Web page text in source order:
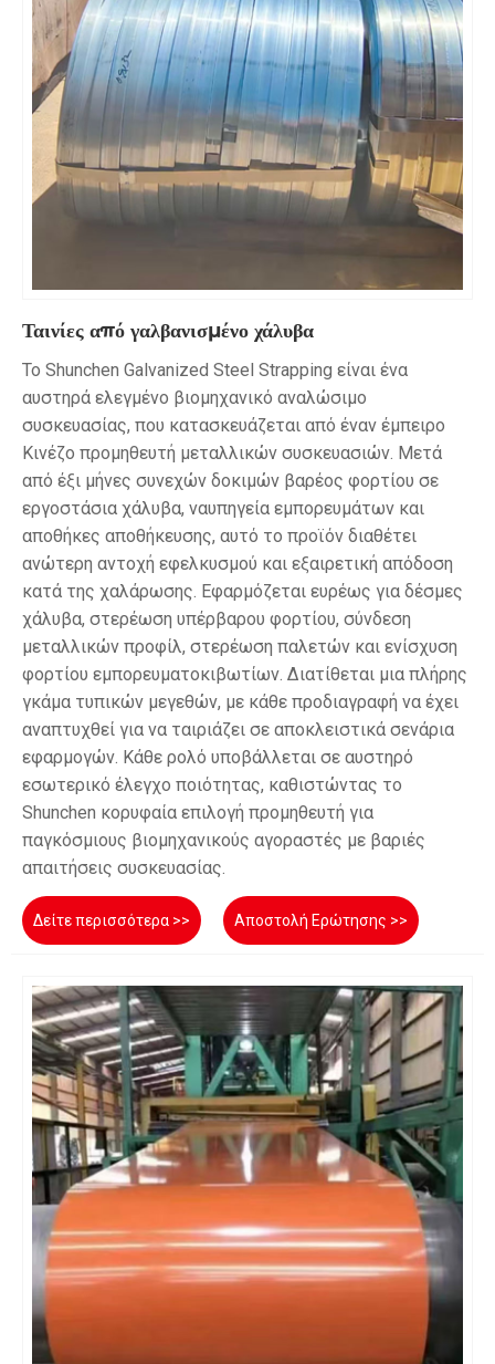
Ταινίες από γαλβανισμένο χάλυβα
Το Shunchen Galvanized Steel Strapping είναι ένα
αυστηρά ελεγμένο βιομηχανικό αναλώσιμο
συσκευασίας, που κατασκευάζεται από έναν έμπειρο
Κινέζο προμηθευτή μεταλλικών συσκευασιών. Μετά
από έξι μήνες συνεχών δοκιμών βαρέος φορτίου σε
εργοστάσια χάλυβα, ναυπηγεία εμπορευμάτων και
αποθήκες αποθήκευσης, αυτό το προϊόν διαθέτει
ανώτερη αντοχή εφελκυσμού και εξαιρετική απόδοση
κατά της χαλάρωσης. Εφαρμόζεται ευρέως για δέσμες
χάλυβα, στερέωση υπέρβαρου φορτίου, σύνδεση
μεταλλικών προφίλ, στερέωση παλετών και ενίσχυση
φορτίου εμπορευματοκιβωτίων. Διατίθεται μια πλήρης
γκάμα τυπικών μεγεθών, με κάθε προδιαγραφή να έχει
αναπτυχθεί για να ταιριάζει σε αποκλειστικά σενάρια
εφαρμογών. Κάθε ρολό υποβάλλεται σε αυστηρό
εσωτερικό έλεγχο ποιότητας, καθιστώντας το
Shunchen κορυφαία επιλογή προμηθευτή για
παγκόσμιους βιομηχανικούς αγοραστές με βαριές
απαιτήσεις συσκευασίας.
Δείτε περισσότερα >> Αποστολή Ερώτησης >>